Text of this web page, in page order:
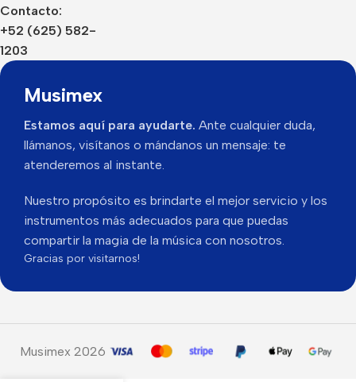
Contacto:
+52 (625) 582-
1203
Musimex
Estamos aquí para ayudarte. Ante cualquier duda,
llámanos, visítanos o mándanos un mensaje: te
atenderemos al instante.
Nuestro propósito es brindarte el mejor servicio y los
instrumentos más adecuados para que puedas
compartir la magia de la música con nosotros.
Gracias por visitarnos!
Musimex 2026